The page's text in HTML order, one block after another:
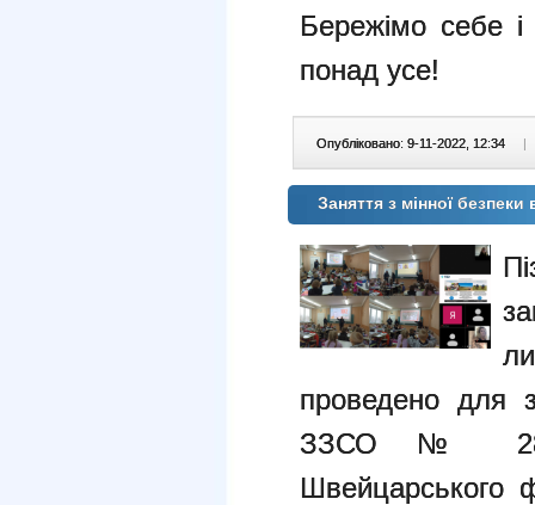
Бережімо себе
понад усе!
Опубліковано: 9-11-2022, 12:34 |
Заняття з мінної
проведено для
ЗЗСО № 28
Швейцарського